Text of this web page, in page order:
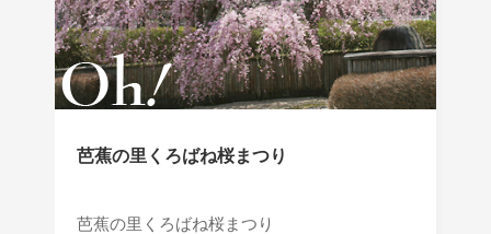
芭蕉の里くろばね桜まつり
芭蕉の里くろばね桜まつり